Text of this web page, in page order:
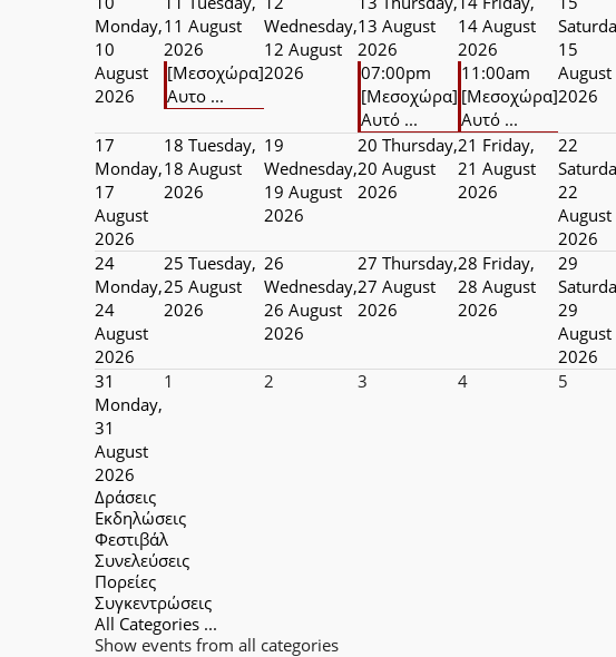
Monday,
10
August
2026
11 August
2026
[Μεσοχώρα]
Αυτο ...
Wednesday,
12 August
2026
13 August
2026
07:00pm
[Μεσοχώρα]
Αυτό ...
14 August
2026
11:00am
[Μεσοχώρα]
Αυτό ...
15
August
2026
17
Monday,
17
August
2026
18 Tuesday,
18 August
2026
19
Wednesday,
19 August
2026
20 Thursday,
20 August
2026
21 Friday,
21 August
2026
22
22
August
2026
24
Monday,
24
August
2026
25 Tuesday,
25 August
2026
26
Wednesday,
26 August
2026
27 Thursday,
27 August
2026
28 Friday,
28 August
2026
29
29
August
2026
31
Monday,
31
August
2026
1 2 3 4 5
Δράσεις
Εκδηλώσεις
Φεστιβάλ
Συνελεύσεις
Πορείες
Συγκεντρώσεις
All Categories ...
Show events from all categories